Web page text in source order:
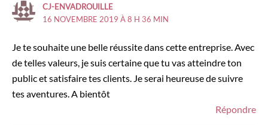
CJ-ENVADROUILLE
16 NOVEMBRE 2019 À 8 H 36 MIN
Je te souhaite une belle réussite dans cette entreprise. Avec
de telles valeurs, je suis certaine que tu vas atteindre ton
public et satisfaire tes clients. Je serai heureuse de suivre
tes aventures. A bientôt
Répondre